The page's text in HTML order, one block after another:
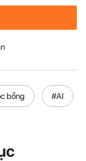
bổng #AI